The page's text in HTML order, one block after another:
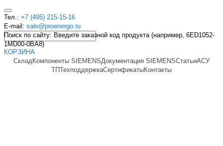
Тел.: +7 (495) 215-15-16
E-mail: sale@proenergo.ru
Поиск по сайту: Введите заказной код продукта (например, 6ED1052-
1MD00-0BA8)
КОРЗИНА
СкладКомпоненты SIEMENSДокументация SIEMENSСтатьиАСУ
ТПТехподдержкаСертификатыКонтакты